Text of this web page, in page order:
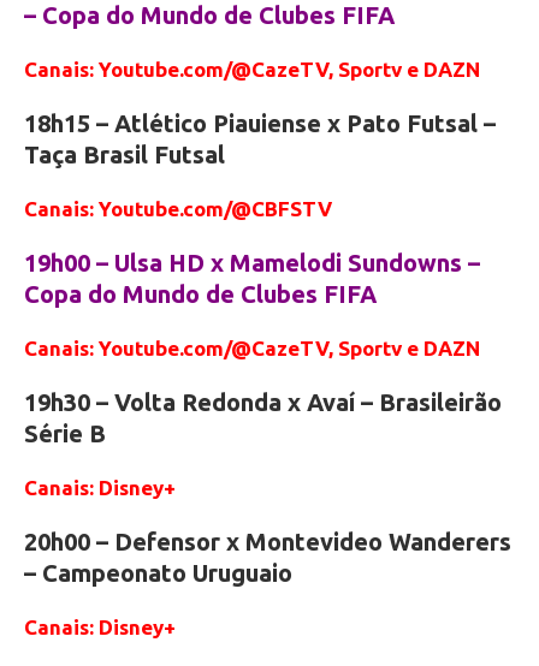
– Copa do Mundo de Clubes FIFA
Canais: Youtube.com/@CazeTV, Sportv e DAZN
18h15 – Atlético Piauiense x Pato Futsal –
Taça Brasil Futsal
Canais: Youtube.com/@CBFSTV
19h00 – Ulsa HD x Mamelodi Sundowns –
Copa do Mundo de Clubes FIFA
Canais: Youtube.com/@CazeTV, Sportv e DAZN
19h30 – Volta Redonda x Avaí – Brasileirão
Série B
Canais: Disney+
20h00 – Defensor x Montevideo Wanderers
– Campeonato Uruguaio
Canais: Disney+